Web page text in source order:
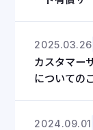
2025.03.26
カスタマー
についての
2024.09.01